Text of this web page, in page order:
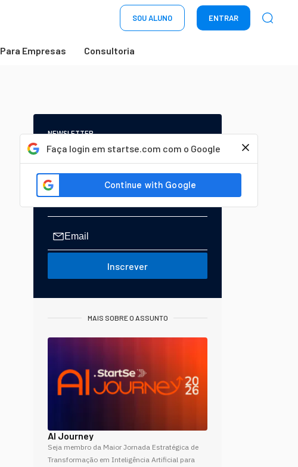
SOU ALUNO ENTRAR
Para Empresas Consultoria
Faça login em startse.com com o Google
NEWSLETTER
Start Seu dia:
A Newsletter do AGORA!
Inscrever
MAIS SOBRE O ASSUNTO
AI Journey
Seja membro da Maior Jornada Estratégica de
Transformação em Inteligência Artificial para